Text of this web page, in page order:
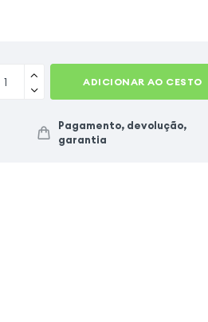
Redmi A5
Capa Xiaomi Redmi A5
ADICIONAR AO CESTO
Pagamento, devolução,
garantia